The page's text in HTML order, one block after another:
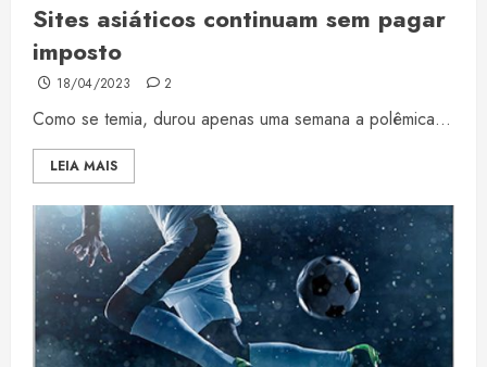
Sites asiáticos continuam sem pagar
imposto
18/04/2023 2
Como se temia, durou apenas uma semana a polêmica...
LEIA MAIS